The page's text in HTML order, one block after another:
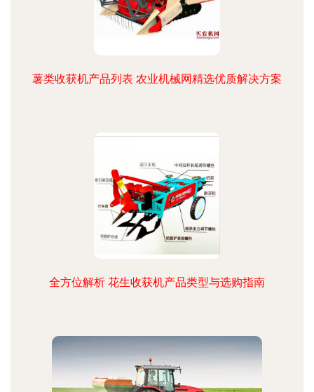
薯类收获机产品列表 农业机械网精选优质解决方案
全方位解析 花生收获机产品类型与选购指南